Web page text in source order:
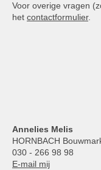
Voor overige vragen
het contactformulier.
Annelies Melis
HORNBACH
030 - 266 98 98
E-mail mij